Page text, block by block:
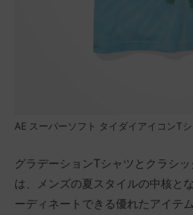
AE スーパーソフト タイダイアイコンT
グラデーションTシャツとクラシ
は、メンズの夏スタイルの中核と
ーディネートできる優れたアイテ